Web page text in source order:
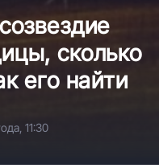
сколько
его найти
11:30